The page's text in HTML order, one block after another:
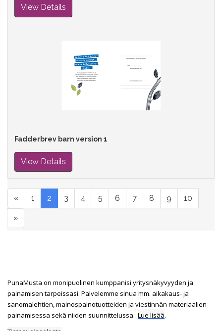
View Details
Fadderbrev barn version 1
View Details
« 1 2 3 4 5 6 7 8 9 10
»
PunaMusta on monipuolinen kumppanisi yritysnäkyvyyden ja
painamisen tarpeissasi. Palvelemme sinua mm. aikakaus- ja
sanomalehtien, mainospainotuotteiden ja viestinnän materiaalien
painamisessa sekä niiden suunnittelussa. Lue lisää.